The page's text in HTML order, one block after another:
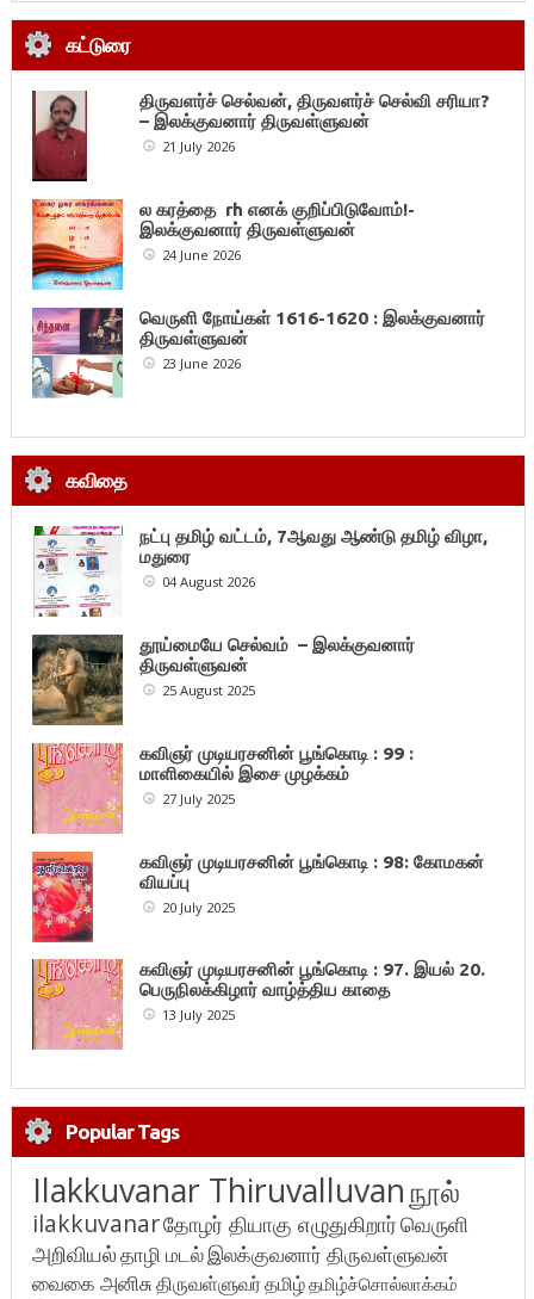
கட்டுரை
திருவளர்ச் செல்வன், திருவளர்ச் செல்வி சரியா?
– இலக்குவனார் திருவள்ளுவன்
21 July 2026
ல கரத்தை rh எனக் குறிப்பிடுவோம்!-
இலக்குவனார் திருவள்ளுவன்
24 June 2026
வெருளி நோய்கள் 1616-1620 : இலக்குவனார்
திருவள்ளுவன்
23 June 2026
கவிதை
நட்பு தமிழ் வட்டம், 7ஆவது ஆண்டு தமிழ் விழா,
மதுரை
04 August 2026
தூய்மையே செல்வம் – இலக்குவனார்
திருவள்ளுவன்
25 August 2025
கவிஞர் முடியரசனின் பூங்கொடி : 99 :
மாளிகையில் இசை முழக்கம்
27 July 2025
கவிஞர் முடியரசனின் பூங்கொடி : 98: கோமகன்
வியப்பு
20 July 2025
கவிஞர் முடியரசனின் பூங்கொடி : 97. இயல் 20.
பெருநிலக்கிழார் வாழ்த்திய காதை
13 July 2025
Popular Tags
Ilakkuvanar Thiruvalluvanநூல்
ilakkuvanarதோழர் தியாகு எழுதுகிறார்வெருளி
அறிவியல்தாழி மடல்இலக்குவனார் திருவள்ளுவன்
வைகை அனிசுதிருவள்ளுவர்தமிழ்தமிழ்ச்சொல்லாக்கம்